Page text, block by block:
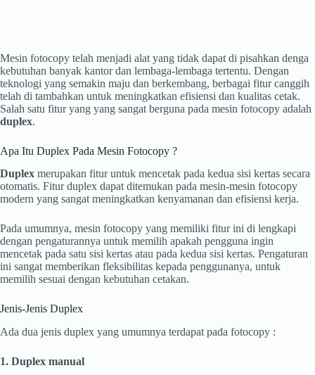
Mesin fotocopy telah menjadi alat yang tidak dapat di pisahkan denga
kebutuhan banyak kantor dan lembaga-lembaga tertentu. Dengan
teknologi yang semakin maju dan berkembang, berbagai fitur canggih
telah di tambahkan untuk meningkatkan efisiensi dan kualitas cetak.
Salah satu fitur yang yang sangat berguna pada mesin fotocopy adalah
duplex.
Apa Itu Duplex Pada Mesin Fotocopy ?
Duplex merupakan fitur untuk mencetak pada kedua sisi kertas secara
otomatis. Fitur duplex dapat ditemukan pada mesin-mesin fotocopy
modern yang sangat meningkatkan kenyamanan dan efisiensi kerja.
Pada umumnya, mesin fotocopy yang memiliki fitur ini di lengkapi
dengan pengaturannya untuk memilih apakah pengguna ingin
mencetak pada satu sisi kertas atau pada kedua sisi kertas. Pengaturan
ini sangat memberikan fleksibilitas kepada penggunanya, untuk
memilih sesuai dengan kebutuhan cetakan.
Jenis-Jenis Duplex
Ada dua jenis duplex yang umumnya terdapat pada fotocopy :
1. Duplex manual